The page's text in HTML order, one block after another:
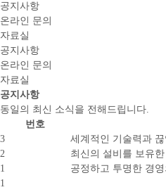
공지사항
온라인 문의
자료실
공지사항
온라인 문의
자료실
공지사항
동일의 최신 소식을 전해드립니다.
번호
3
세계적인 기술력과
2
최신의 설비를 보유
1
공정하고 투명한 경
1